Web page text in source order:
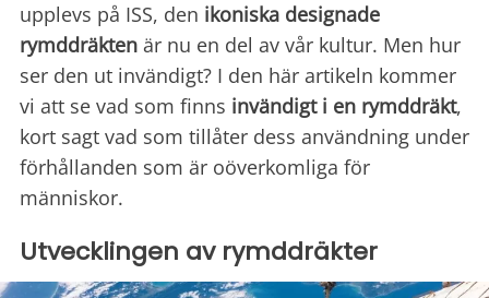
upplevs på ISS, den ikoniska designade
rymddräkten är nu en del av vår kultur. Men hur
ser den ut invändigt? I den här artikeln kommer
vi att se vad som finns invändigt i en rymddräkt,
kort sagt vad som tillåter dess användning under
förhållanden som är oöverkomliga för
människor.
Utvecklingen av rymddräkter